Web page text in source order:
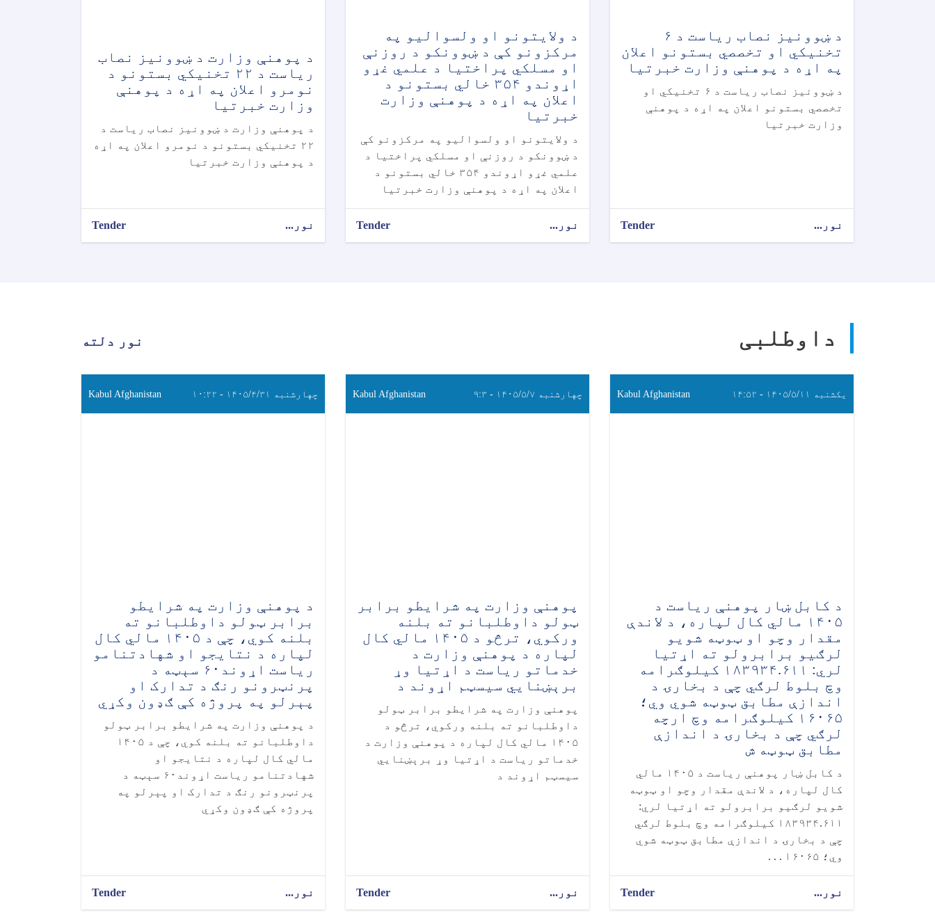
د ښوونیز نصاب ریاست د ۶
تخنیکي او تخصصي بستونو اعلان
په اړه د پوهنې وزارت خبرتیا
د ښوونیز نصاب ریاست د ۶ تخنیکي او
تخصصي بستونو اعلان په اړه د پوهنې
وزارت خبرتیا
نور... Tender
د ولایتونو او ولسوالیو په
مرکزونو کې د ښوونکو د روزنې
او مسلکي پراختیا د علمي غړو
اړوندو ۳۵۴ خالي بستونو د
اعلان په اړه د پوهنې وزارت
خبرتیا
د ولایتونو او ولسوالیو په مرکزونو کې
د ښوونکو د روزنې او مسلکي پراختیا د
علمي غړو اړوندو ۳۵۴ خالي بستونو د
اعلان په اړه د پوهنې وزارت خبرتیا
نور... Tender
د پوهنې وزارت د ښوونیز نصاب
ریاست د ۲۲ تخنیکي بستونو د
نومرو اعلان په اړه د پوهنې
وزارت خبرتیا
د پوهنې وزارت د ښوونیز نصاب ریاست د
۲۲ تخنیکي بستونو د نومرو اعلان په اړه
د پوهنې وزارت خبرتیا
نور... Tender
داوطلبی نور دلته
یکشنبه ۱۴۰۵/۵/۱۱ - ۱۴:۵۲ Kabul Afghanistan
د کابل ښار پوهنې ریاست د
۱۴۰۵ مالي کال لپاره، د لاندې
مقدار وچو او ټوټه شویو
لرګیو برابرولو ته اړتیا
لري: ۱۸۳۹۳۴.۶۱۱ کیلوګرامه
وچ بلوط لرګي چې د بخارۍ د
اندازې مطابق ټوټه شوي وي؛
۱۶۰۶۵ کیلوګرامه وچ ارچه
لرګي چې د بخارۍ د اندازې
مطابق ټوټه ش
د کابل ښار پوهنې ریاست د ۱۴۰۵ مالي
کال لپاره، د لاندې مقدار وچو او ټوټه
شویو لرګیو برابرولو ته اړتیا لري:
۱۸۳۹۳۴.۶۱۱ کیلوګرامه وچ بلوط لرګي
چې د بخارۍ د اندازې مطابق ټوټه شوي
وي؛ ۱۶۰۶۵ . . .
نور... Tender
چهارشنبه ۱۴۰۵/۵/۷ - ۹:۳ Kabul Afghanistan
پوهنې وزارت په شرایطو برابر
ټولو داوطلبانو ته بلنه
ورکوي، ترڅو د ۱۴۰۵ مالي کال
لپاره د پوهنې وزارت د
خدماتو ریاست د اړتیا وړ
برېښنايي سیسټم اړوند د
پوهنې وزارت په شرایطو برابر ټولو
داوطلبانو ته بلنه ورکوي، ترڅو د
۱۴۰۵ مالي کال لپاره د پوهنې وزارت د
خدماتو ریاست د اړتیا وړ برېښنايي
سیسټم اړوند د
نور... Tender
چهارشنبه ۱۴۰۵/۴/۳۱ - ۱۰:۲۲ Kabul Afghanistan
د پوهنې وزارت په شرایطو
برابر ټولو داوطلبانو ته
بلنه کوي، چې د ۱۴۰۵ مالي کال
لپاره د نتایجو او شهادتنامو
ریاست اړوند۶۰ سېټه د
پرنټرونو رنګ د تدارک او
پېرلو په پروژه کې ګډون وکړي
د پوهنې وزارت په شرایطو برابر ټولو
داوطلبانو ته بلنه کوي، چې د ۱۴۰۵
مالي کال لپاره د نتایجو او
شهادتنامو ریاست اړوند۶۰ سېټه د
پرنټرونو رنګ د تدارک او پېرلو په
پروژه کې ګډون وکړي
نور... Tender